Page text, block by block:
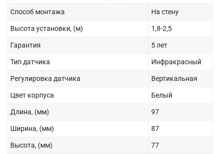
Способ монтажа На стену
Высота установки, (м) 1,8-2,5
Гарантия 5 лет
Тип датчика Инфракрасный
Регулировка датчика Вертикальная
Цвет корпуса Белый
Длина, (мм) 97
Ширина, (мм) 87
Высота, (мм) 77